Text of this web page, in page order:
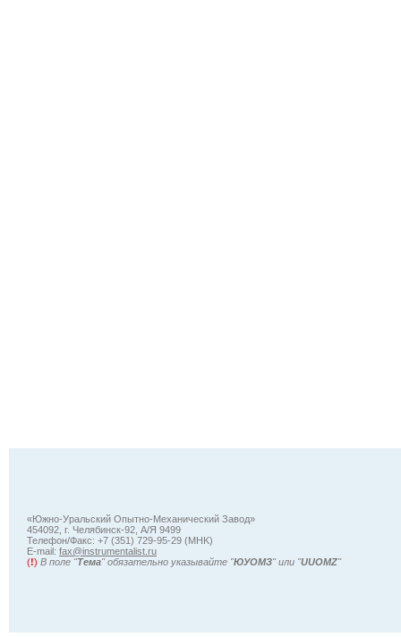
«Южно-Уральский Опытно-Механический Завод»
454092, г. Челябинск-92, А/Я 9499
Телефон/Факс: +7 (351) 729-95-29 (MHK)
Е-mail: fax@instrumentalist.ru
(!) В поле "Тема" обязательно указывайте "ЮУОМЗ" или "UUOMZ"